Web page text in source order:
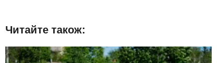
Читайте також: